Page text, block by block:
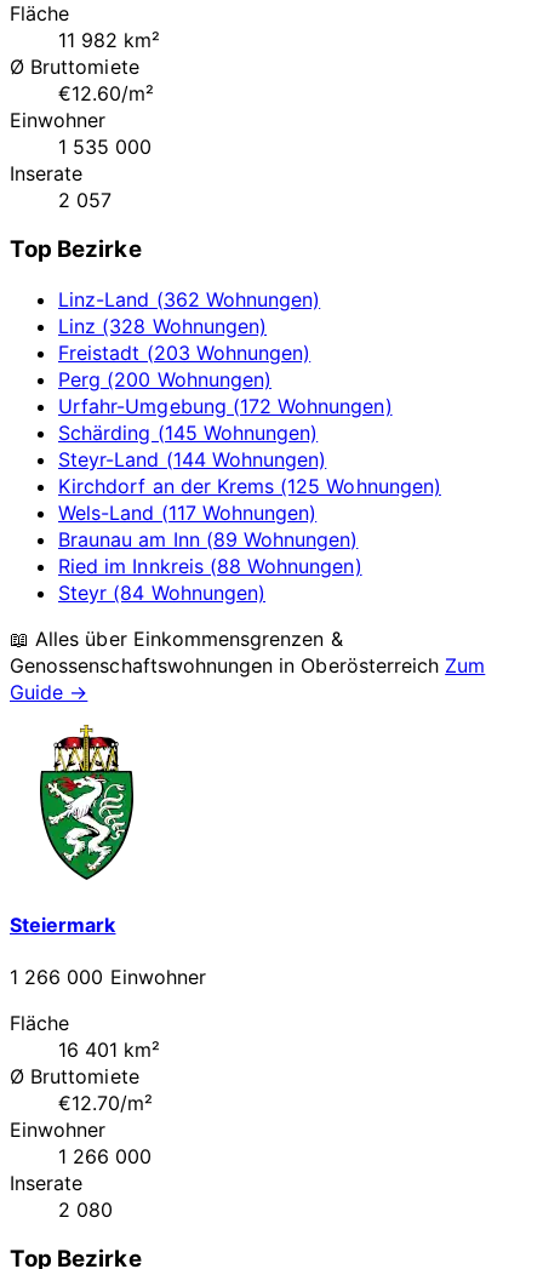
Fläche
11 982 km²
Ø Bruttomiete
€12.60/m²
Einwohner
1 535 000
Inserate
2 057
Top Bezirke
Linz-Land (362 Wohnungen)
Linz (328 Wohnungen)
Freistadt (203 Wohnungen)
Perg (200 Wohnungen)
Urfahr-Umgebung (172 Wohnungen)
Schärding (145 Wohnungen)
Steyr-Land (144 Wohnungen)
Kirchdorf an der Krems (125 Wohnungen)
Wels-Land (117 Wohnungen)
Braunau am Inn (89 Wohnungen)
Ried im Innkreis (88 Wohnungen)
Steyr (84 Wohnungen)
📖 Alles über Einkommensgrenzen &
Genossenschaftswohnungen in Oberösterreich Zum
Guide →
Steiermark
1 266 000 Einwohner
Fläche
16 401 km²
Ø Bruttomiete
€12.70/m²
Einwohner
1 266 000
Inserate
2 080
Top Bezirke